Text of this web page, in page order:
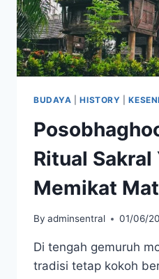
BUDAYA |HISTORY |
Ritual Sakral
Memikat
By adminsentral 01/06/
Di tengah gemuruh
tradisi tetap kokoh